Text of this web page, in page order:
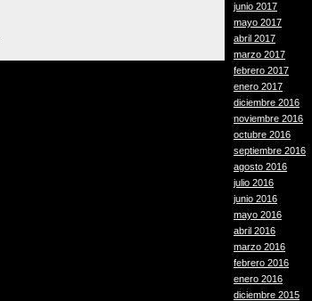
junio 2017
mayo 2017
abril 2017
marzo 2017
febrero 2017
enero 2017
diciembre 2016
noviembre 2016
octubre 2016
septiembre 2016
agosto 2016
julio 2016
junio 2016
mayo 2016
abril 2016
marzo 2016
febrero 2016
enero 2016
diciembre 2015